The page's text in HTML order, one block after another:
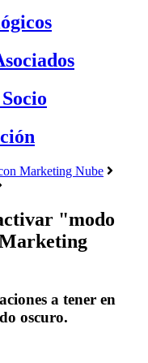
Marketing Nube
"modo
a tener en
oscuro.